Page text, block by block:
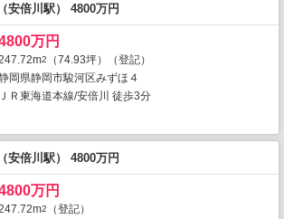
安倍川駅） 4800万円
万円
2
（74.93坪）（登記）
岡県静岡市駿河区みずほ４
ＪＲ東海道本線/安倍川 徒歩3分
安倍川駅） 4800万円
万円
2
（登記）